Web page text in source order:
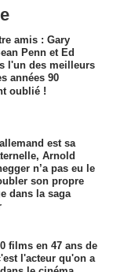
amis : Gary
Penn et Ed
l'un des meilleurs
années 90
oublié !
est sa
Arnold
n’a pas eu le
son propre
dans la saga
films en 47 ans de
l'acteur qu'on a